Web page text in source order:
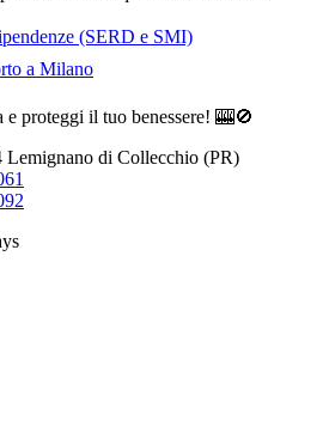
(SERD e SMI)
a Milano
e proteggi il tuo benessere! 🎰🚫
Lemignano di Collecchio (PR)